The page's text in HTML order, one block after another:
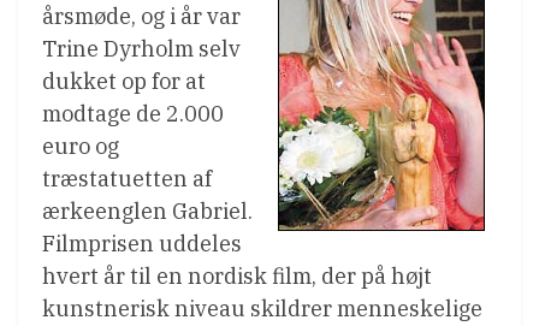
årsmøde, og i år var
Trine Dyrholm selv
dukket op for at
modtage de 2.000
euro og
træstatuetten af
ærkeenglen Gabriel.
Filmprisen uddeles
hvert år til en nordisk film, der på højt
kunstnerisk niveau skildrer menneskelige